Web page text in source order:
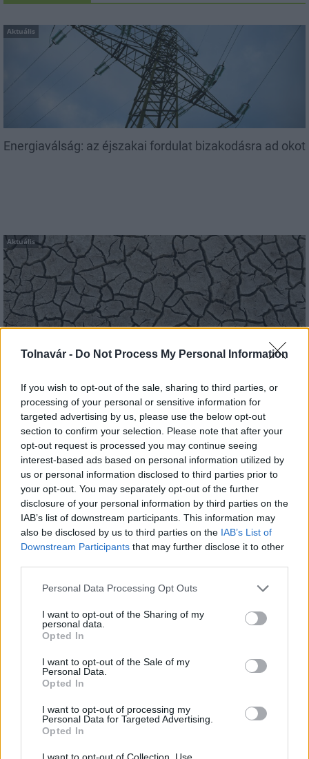
Tolnavár - Do Not Process My Personal Information
If you wish to opt-out of the sale, sharing to third parties, or
processing of your personal or sensitive information for
targeted advertising by us, please use the below opt-out
section to confirm your selection. Please note that after your
opt-out request is processed you may continue seeing
interest-based ads based on personal information utilized by
us or personal information disclosed to third parties prior to
your opt-out. You may separately opt-out of the further
disclosure of your personal information by third parties on the
IAB’s list of downstream participants. This information may
also be disclosed by us to third parties on the IAB’s List of
Downstream Participants that may further disclose it to other
Please note that this website/app uses one or more Google
not limited to your visit or usage behaviour. You may click to
grant or deny consent to Google and its third-party tags to
use your data for below specified purposes in below Google
consent section.
Personal Data Processing Opt Outs
I want to opt-out of the Sharing of my
personal data.
Opted In
I want to opt-out of the Sale of my
Personal Data.
Opted In
I want to opt-out of processing my
Personal Data for Targeted Advertising.
Opted In
I want to opt-out of Collection, Use,
Aktuális
Energiaválság: az éjszakai fordulat bizakodásra ad okot
Aktuális
Paks: hétfőn és talán még kedden üzemben tartható
Aktuális
Az atomerőmű egyetlen hatása a környezetre, hogy a
Duna vizét némileg felmelegíti
MAGYAR ÉPÍTŐK